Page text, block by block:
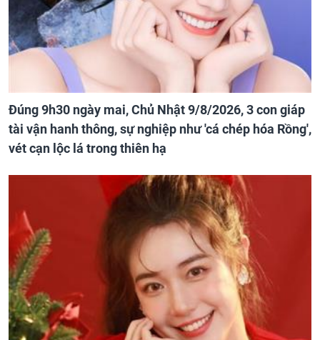
Đúng 9h30 ngày mai, Chủ Nhật 9/8/2026, 3 con giáp
tài vận hanh thông, sự nghiệp như 'cá chép hóa Rồng',
vét cạn lộc lá trong thiên hạ